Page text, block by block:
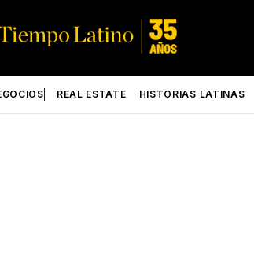
REAL ESTATE HISTORIAS LATINAS